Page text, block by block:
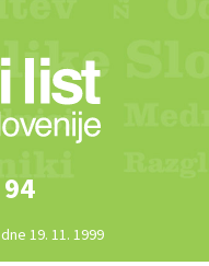
19. 11. 1999